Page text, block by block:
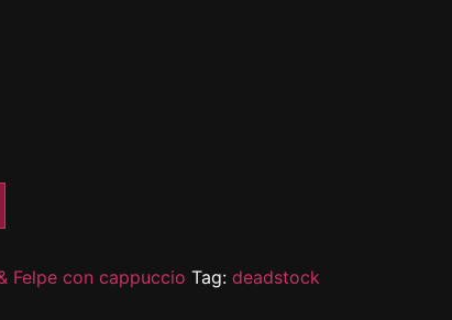
Felpe con cappuccio Tag: deadstock